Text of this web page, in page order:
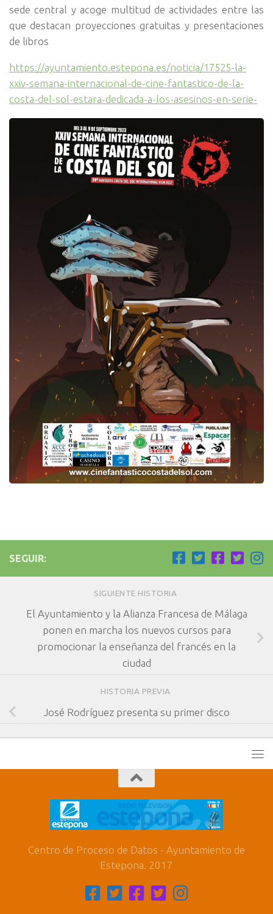
sede central y acoge multitud de actividades entre las
que destacan proyecciones gratuitas y presentaciones
de libros
https://ayuntamiento.estepona.es/noticia/17525-la-
xxiv-semana-internacional-de-cine-fantastico-de-la-
costa-del-sol-estara-dedicada-a-los-asesinos-en-serie-
SEGUIR:
SIGUIENTE HISTORIA
El Ayuntamiento y la Alianza Francesa de Málaga
ponen en marcha los nuevos cursos para
promocionar la enseñanza del francés en la
ciudad
HISTORIA PREVIA
José Rodríguez presenta su primer disco
Centro de Proceso de Datos - Ayuntamiento de
Estepona. 2017